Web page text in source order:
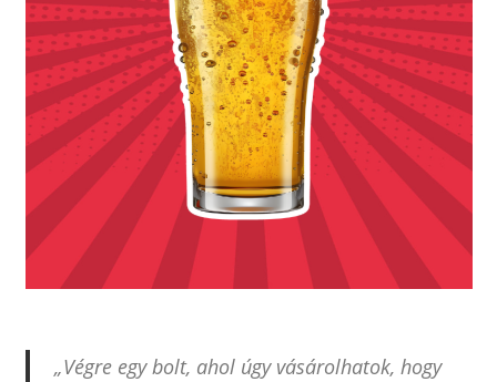
„Végre egy bolt, ahol úgy vásárolhatok, hogy